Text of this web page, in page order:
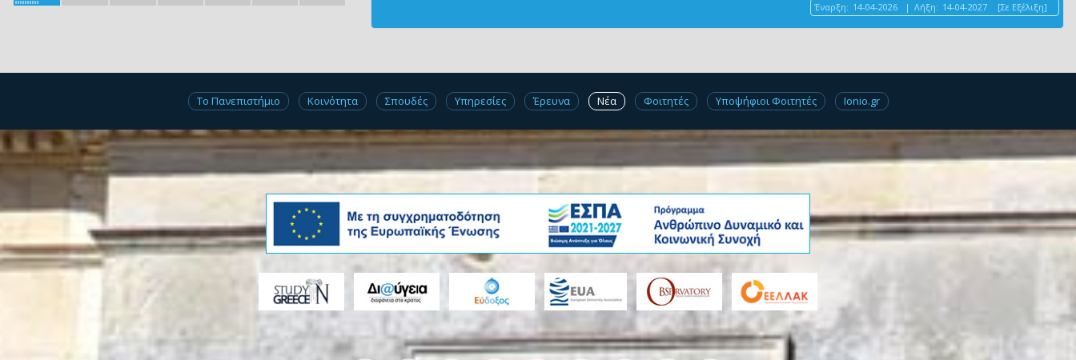
Έναρξη: 14-04-2026 | Λήξη: 14-04-2027 [Σε Εξέλιξη]
Το Πανεπιστήμιο Κοινότητα Σπουδές Υπηρεσίες Έρευνα Νέα Φοιτητές Υποψήφιοι Φοιτητές Ionio.gr